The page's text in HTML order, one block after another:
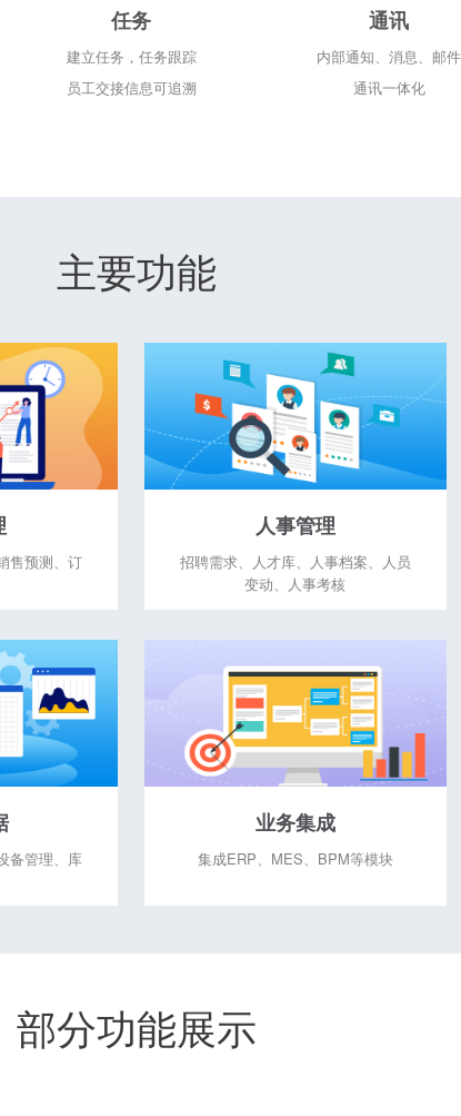
任务
建立任务，任务跟踪
员工交接信息可追溯
通讯
内部通知、消息、邮件
通讯一体化
主要功能
售预测、订
人事管理
招聘需求、人才库、人事档案、人员
变动、人事考核
备管理、库
业务集成
集成ERP、MES、BPM等模块
部分功能展示